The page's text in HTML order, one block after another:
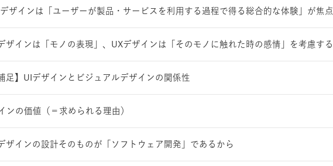
ザインは「ユーザーが製品・サービスを利用する過程で得る総合的な体験」が焦点
ザインは「モノの表現」、UXデザインは「そのモノに触れた時の感情」を考慮する
足】UIデザインとビジュアルデザインの関係性
ンの価値（＝求められる理由）
ザインの設計そのものが「ソフトウェア開発」であるから